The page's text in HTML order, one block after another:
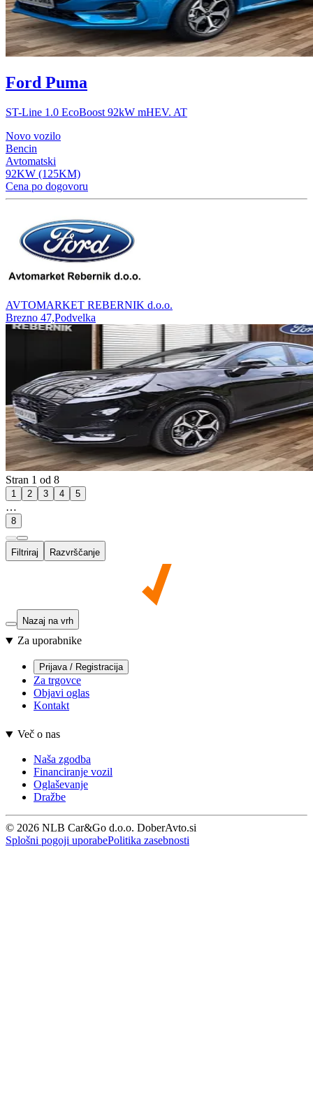
Ford Puma
ST-Line 1.0 EcoBoost 92kW mHEV. AT
Novo vozilo
Bencin
Avtomatski
92KW (125KM)
Cena po dogovoru
AVTOMARKET REBERNIK d.o.o.
Brezno 47,Podvelka
Stran 1 od 8
1 2 3 4 5
…
8
Filtriraj Razvrščanje
Nazaj na vrh
Za uporabnike
Prijava / Registracija
Za trgovce
Objavi oglas
Kontakt
Več o nas
Naša zgodba
Financiranje vozil
Oglaševanje
Dražbe
© 2026 NLB Car&Go d.o.o. DoberAvto.si
Splošni pogoji uporabePolitika zasebnosti